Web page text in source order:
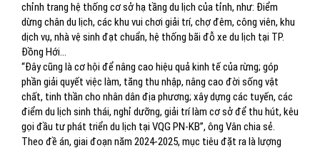
chỉnh trang hệ thống cơ sở hạ tầng du lịch của tỉnh, như: Điểm
dừng chân du lịch, các khu vui chơi giải trí, chợ đêm, công viên, khu
dịch vụ, nhà vệ sinh đạt chuẩn, hệ thống bãi đỗ xe du lịch tại TP.
Đồng Hới...
“Đây cũng là cơ hội để nâng cao hiệu quả kinh tế của rừng; góp
phần giải quyết việc làm, tăng thu nhập, nâng cao đời sống vật
chất, tinh thần cho nhân dân địa phương; xây dựng các tuyến, các
điểm du lịch sinh thái, nghỉ dưỡng, giải trí làm cơ sở để thu hút, kêu
gọi đầu tư phát triển du lịch tại VQG PN-KB”, ông Vân chia sẻ.
Theo đề án, giai đoạn năm 2024-2025, mục tiêu đặt ra là lượng